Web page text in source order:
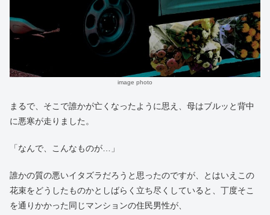
image photo
まるで、そこで誰かが亡くなったように思え、母はブルッと背中
に悪寒が走りました。
「なんで、こんなものが…」
誰かの質の悪いイタズラだろうと思ったのですが、とはいえこの
花束をどうしたものかとしばらく立ち尽くしていると、丁度そこ
を通りかかった同じマンションの住民男性が、